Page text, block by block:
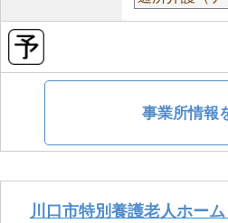
事業所情報
川口市特別養護老人ホー